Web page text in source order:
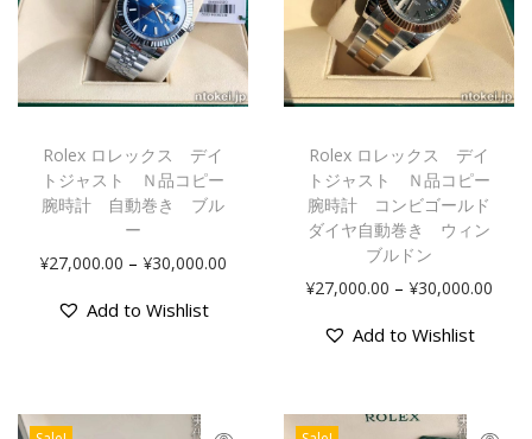
Rolex ロレックス デイ
トジャスト Ｎ品コピー
腕時計 自動巻き ブル
ー
¥27,000.00 – ¥30,000.00
Add to Wishlist
Rolex ロレックス デイ
トジャスト Ｎ品コピー
腕時計 コンビゴールド
ダイヤ自動巻き ウィン
ブルドン
¥27,000.00 – ¥30,000.00
Add to Wishlist